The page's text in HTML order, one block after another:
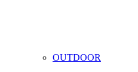
OUTDOOR